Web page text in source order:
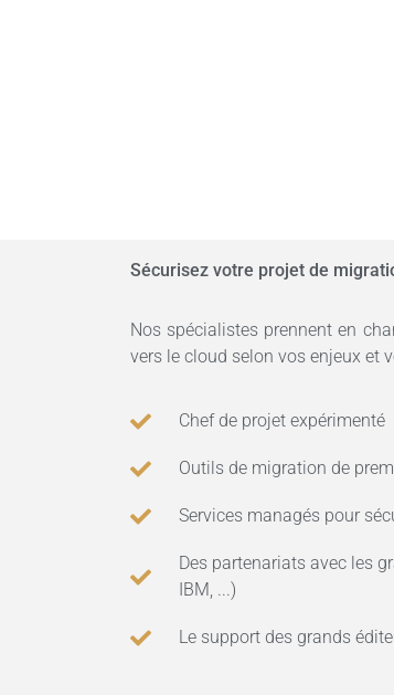
Sécurisez votre projet de
Nos spécialistes prennent en
vers le cloud selon vos enjeux et
Chef de projet expérimenté
Outils de migration de
Services managés pour
Des partenariats avec les
IBM, ...)
Le support des grands